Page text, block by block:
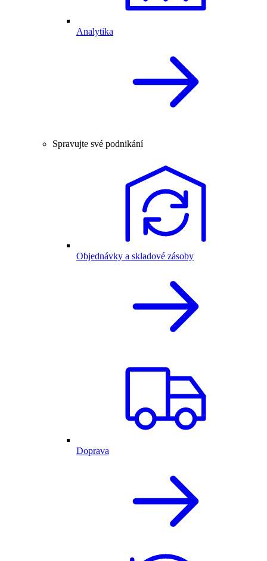
Analytika
Spravujte své podnikání
Objednávky a skladové zásoby
Doprava